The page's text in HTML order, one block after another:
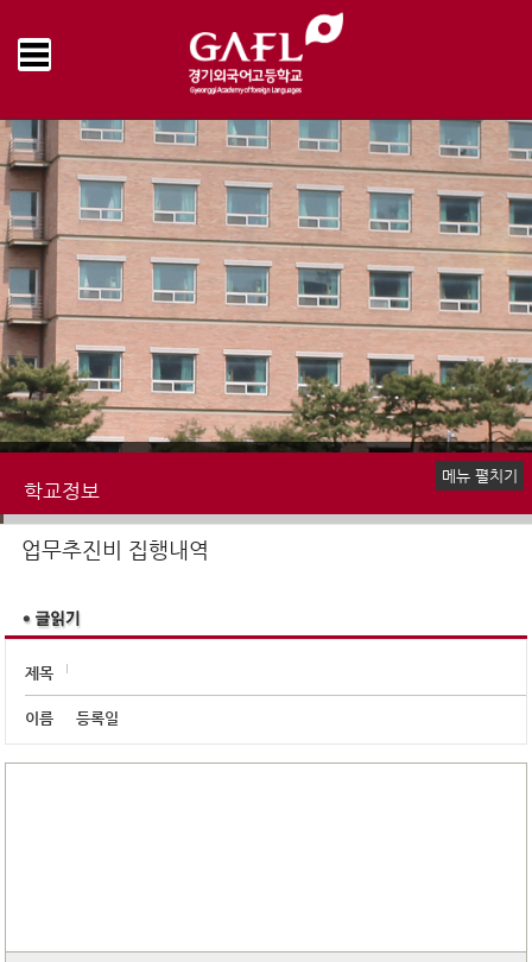
학교정보
예·결산 현황
업무추진비 집행내역
물품 및 공사계약
수익자부담경비 집행내역
감사결과
학교발전기금 집행내역
기타
메뉴 펼치기
업무추진비 집행내역
제목
이름 등록일